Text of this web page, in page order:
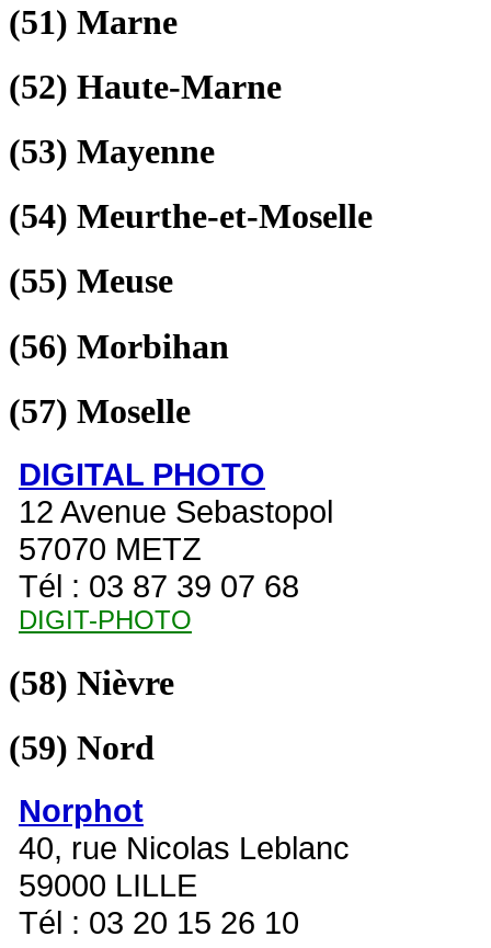
(51) Marne
(52) Haute-Marne
(53) Mayenne
(54) Meurthe-et-Moselle
(55) Meuse
(56) Morbihan
(57) Moselle
DIGITAL PHOTO
12 Avenue Sebastopol
57070 METZ
Tél : 03 87 39 07 68
DIGIT-PHOTO
(58) Nièvre
(59) Nord
Norphot
40, rue Nicolas Leblanc
59000 LILLE
Tél : 03 20 15 26 10